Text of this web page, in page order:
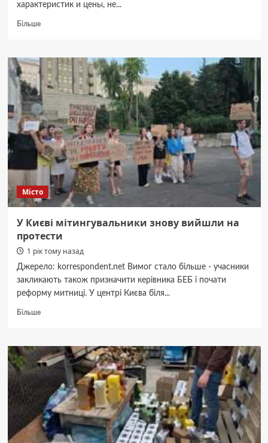
характеристик и цены, не...
БільшеДокладніше
длительного
горения:
где
получить
лучший
сервис
и
поддержку
при
заказе?
Місто
У Києві мітингувальники знову вийшли на
протести
1 рік тому назад
Джерело: korrespondent.net Вимог стало більше - учасники
закликають також призначити керівника БЕБ і почати
реформу митниці. У центрі Києва біля...
БільшеДокладніше
Києві
мітингувальники
знову
протести